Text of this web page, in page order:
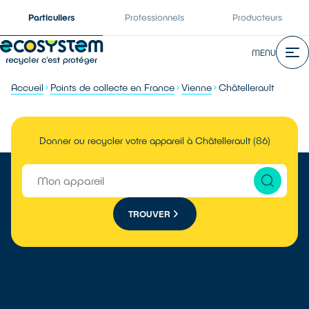
Particuliers Professionnels Producteurs
MENU
Accueil Points de collecte en France Vienne Châtellerault
Donner ou recycler votre appareil à Châtellerault (86)
TROUVER